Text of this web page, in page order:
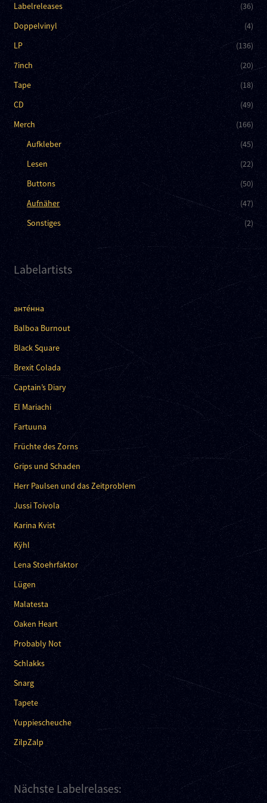
Labelreleases
(36)
Doppelvinyl
(4)
LP
(136)
7inch
(20)
Tape
(18)
CD
(49)
Merch
(166)
Aufkleber
(45)
Lesen
(22)
Buttons
(50)
Aufnäher
(47)
Sonstiges
(2)
Labelartists
анте́нна
Balboa Burnout
Black Square
Brexit Colada
Captain’s Diary
El Mariachi
Fartuuna
Früchte des Zorns
Grips und Schaden
Herr Paulsen und das Zeitproblem
Jussi Toivola
Karina Kvist
Kÿhl
Lena Stoehrfaktor
Lügen
Malatesta
Oaken Heart
Probably Not
Schlakks
Snarg
Tapete
Yuppiescheuche
ZilpZalp
Nächste Labelrelases: